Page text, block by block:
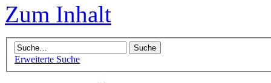
Zum Inhalt
Erweiterte Suche